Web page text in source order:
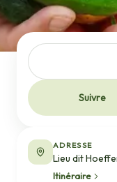
Suivre
ADRESSE
Lieu dit
Itinéraire